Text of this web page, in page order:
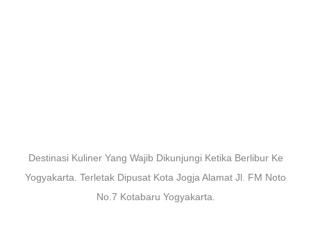
Destinasi Kuliner Yang Wajib Dikunjungi Ketika Berlibur Ke
Yogyakarta. Terletak Dipusat Kota Jogja Alamat Jl. FM Noto
No.7 Kotabaru Yogyakarta.